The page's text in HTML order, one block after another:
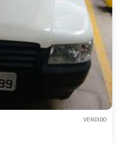
VENDIDO